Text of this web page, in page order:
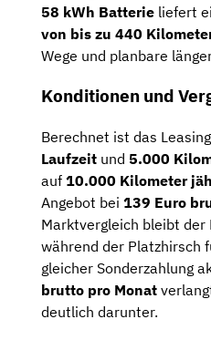
58 kWh Batterie liefert
von bis zu 440
Wege und planbare
Konditionen und
Berechnet ist das
Laufzeit und 5.000
auf 10.000 Kilometer
Angebot bei 139 Euro
Marktvergleich bleibt
während der Platzhirsch
gleicher Sonderzahlung
brutto pro Monat
deutlich darunter.